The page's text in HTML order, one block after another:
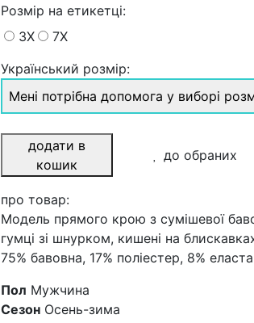
Розмiр на етикетці:
3X
7X
Український розмір:
Мені потрібна допомога у виборі
додати в
кошик
до обраних
про товар:
Модель прямого крою з сумішевої
гумці зі шнурком, кишені на
75% бавовна, 17% поліестер, 8%
Пол Мужчина
Сезон Осень-зима